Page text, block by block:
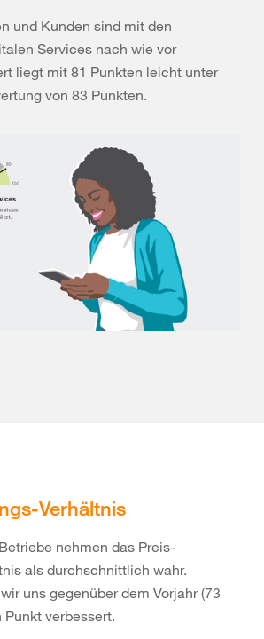
und Kunden sind mit den
Services nach wie vor
liegt mit 81 Punkten leicht unter
von 83 Punkten.
Verhältnis
nehmen das Preis-
als durchschnittlich wahr.
uns gegenüber dem Vorjahr (73
Punkt verbessert.